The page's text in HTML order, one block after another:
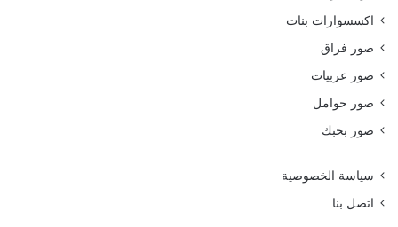
اكسسوارات بنات
صور فراق
صور عربيات
صور حوامل
صور بحبك
سياسة الخصوصية
اتصل بنا